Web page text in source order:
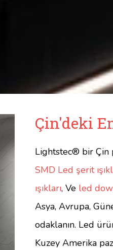
Çin'deki
Lightstec® bir Çin
SMD Led şerit
ışıkları, Ve led
Asya, Avrupa,
odaklanın. Led
Kuzey Amerika